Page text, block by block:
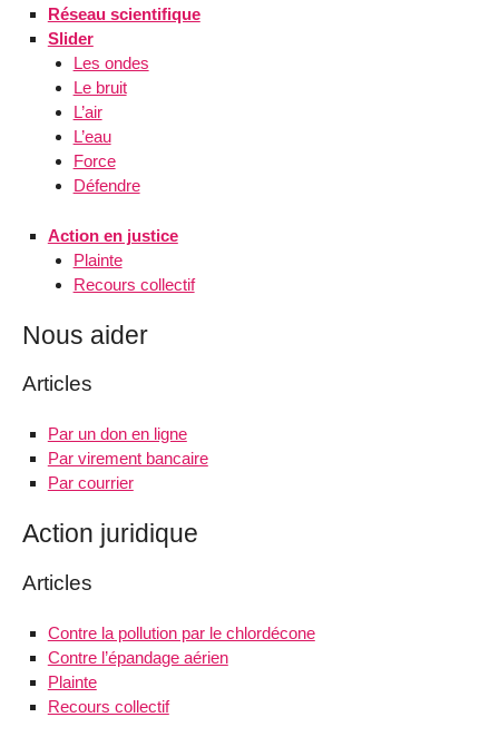
Réseau scientifique
Slider
Les ondes
Le bruit
L’air
L’eau
Force
Défendre
Action en justice
Plainte
Recours collectif
Nous aider
Articles
Par un don en ligne
Par virement bancaire
Par courrier
Action juridique
Articles
Contre la pollution par le chlordécone
Contre l’épandage aérien
Plainte
Recours collectif